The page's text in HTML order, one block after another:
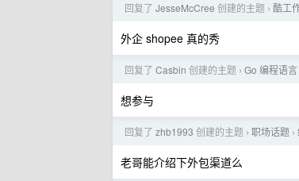
回复了 JesseMcCree 创建的主题 › 酷工
外企 shopee 真的秀
回复了 Casbin 创建的主题 › Go 编程语言
想参与
回复了 zhb1993 创建的主题 › 职场话题 ›
老哥能介绍下外包渠道么